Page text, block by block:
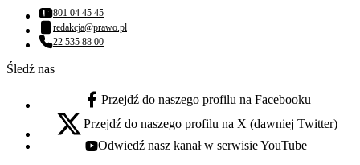
Numer telefonu:
801 04 45 45
Adres email:
redakcja@prawo.pl
Numer telefonu:
22 535 88 00
Śledź nas
facebook - otwiera się w nowej karcie
Przejdź do naszego profilu na Facebooku
x - otwiera się w nowej karcie
Przejdź do naszego profilu na X (dawniej Twitter)
youtube - otwiera się w nowej karcie
Odwiedź nasz kanał w serwisie YouTube